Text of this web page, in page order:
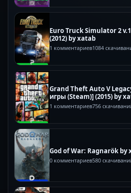
Euro Truck Simulator 2
(2012) by xatab
1 комментариев1084
Grand Theft Auto V
игры (Steam)] (2015) by
1 комментариев756
God of War: Ragnarök by
0 комментариев580